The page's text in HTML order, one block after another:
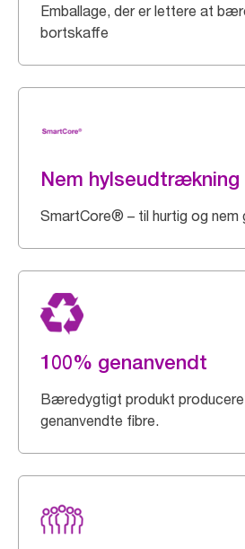
Emballage, der er lettere at
bortskaffe
Nem hylseudtrækning
SmartCore® – til hurtig og nem
100% genanvendt
Bæredygtigt produkt
genanvendte fibre.